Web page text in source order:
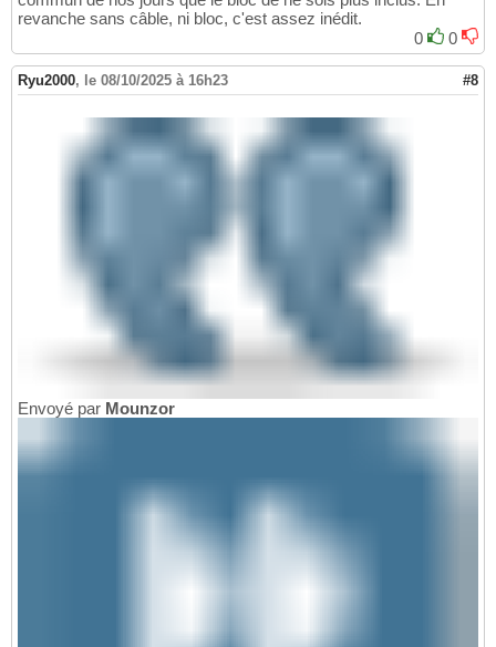
revanche sans câble, ni bloc, c'est assez inédit.
0
0
Ryu2000, le 08/10/2025 à 16h23 #8
Envoyé par Mounzor